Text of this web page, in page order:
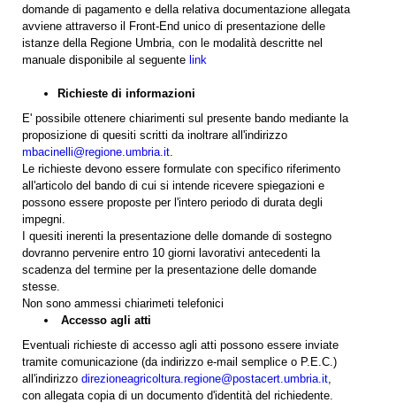
domande di pagamento e della relativa documentazione allegata
avviene attraverso il Front-End unico di presentazione delle
istanze della Regione Umbria, con le modalità descritte nel
manuale disponibile al seguente link
Richieste di informazioni
E' possibile ottenere chiarimenti sul presente bando mediante la
proposizione di quesiti scritti da inoltrare all'indirizzo
mbacinelli@regione.umbria.it
Le richieste devono essere formulate con specifico riferimento
all'articolo del bando di cui si intende ricevere spiegazioni e
possono essere proposte per l'intero periodo di durata degli
impegni.
I quesiti inerenti la presentazione delle domande di sostegno
dovranno pervenire entro 10 giorni lavorativi antecedenti la
scadenza del termine per la presentazione delle domande
stesse.
Non sono ammessi chiarimeti telefonici
Accesso agli atti
Eventuali richieste di accesso agli atti possono essere inviate
tramite comunicazione (da indirizzo e-mail semplice o P.E.C.)
all'indirizzo direzioneagricoltura.regione@postacert.umbria.it
con allegata copia di un documento d'identità del richiedente.